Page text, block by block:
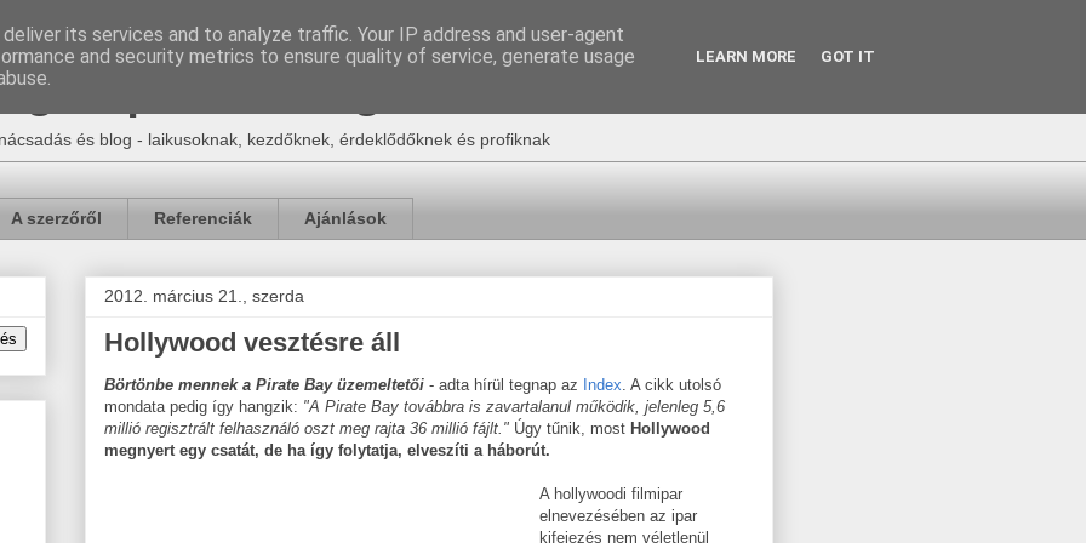
| e-ker blog
és blog - laikusoknak, kezdőknek, érdeklődőknek és profiknak
A szerzőről Referenciák Ajánlások
2012. március 21., szerda
Hollywood vesztésre áll
Börtönbe mennek a Pirate Bay üzemeltetői - adta hírül tegnap az Index . A cikk utolsó
mondata pedig így hangzik: "A Pirate Bay továbbra is zavartalanul működik, jelenleg 5,6
millió regisztrált felhasználó oszt meg rajta 36 millió fájlt." Úgy tűnik, most Hollywood
megnyert egy csatát, de ha így folytatja, elveszíti a háborút.
A hollywoodi filmipar
elnevezésében az ipar
kifejezés nem véletlenül
its services and to analyze traffic. Your IP address and user-agent
and security metrics to ensure quality of service, generate usage
LEARN MORE GOT IT